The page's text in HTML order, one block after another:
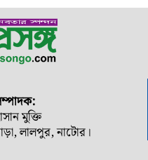
মুক্তি
লালপুর, নাটোর।